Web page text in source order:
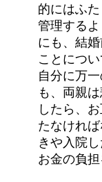
的にはふ
管理する
にも、結
ことにつ
自分に万
も、両親
したら、
たなけれ
きや入院
お金の負